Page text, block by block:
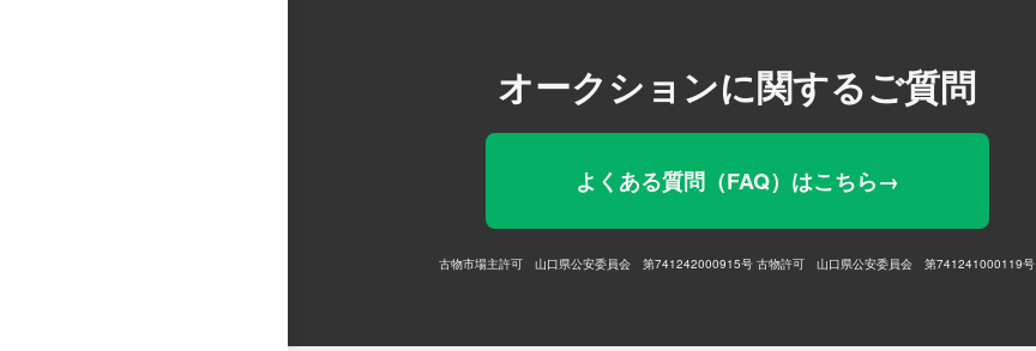
オークションに関するご質問
よくある質問（FAQ）はこちら→
古物市場主許可 山口県公安委員会 第741242000915号 古物許可 山口県公安委員会 第741241000119号